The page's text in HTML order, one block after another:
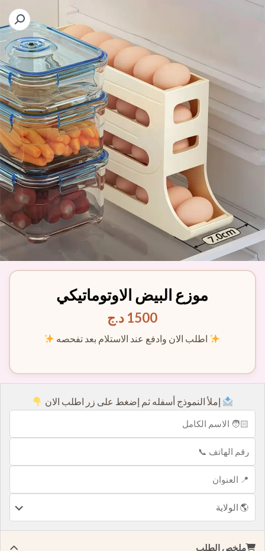
تخطي
موزع البيض الاوتوماتيكي
1500 د.ج
اطلب الان وادفع عند الاستلام بعد تفحصه
إملأ النموذج أسفله ثم إضغط على زر اطلب الان
ملخص الطلب